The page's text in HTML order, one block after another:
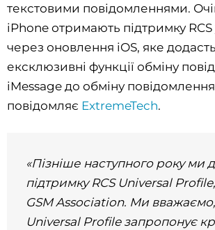
текстовими повідомленнями.
iPhone отримають підтримку RCS
через оновлення iOS, яке
ексклюзивні функції обміну
iMessage до обміну
повідомляє ExtremeTech.
«Пізніше наступного року ми
підтримку RCS Universal
GSM Association. Ми
Universal Profile запропонує